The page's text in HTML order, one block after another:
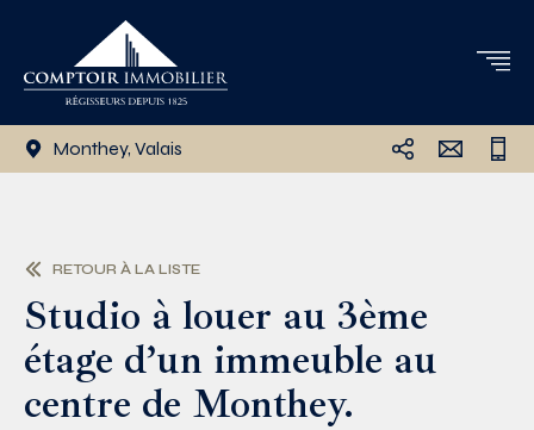
Monthey, Valais
RETOUR À LA LISTE
Studio à louer au 3ème
étage d’un immeuble au
centre de Monthey.